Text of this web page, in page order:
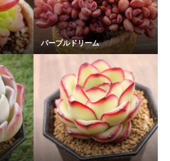
パープルドリーム